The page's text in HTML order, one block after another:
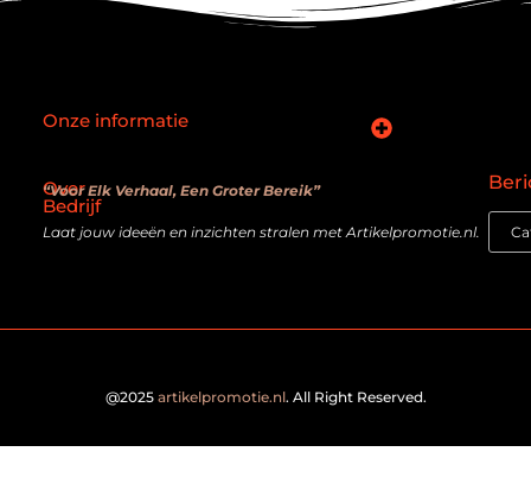
Over
Bedrijf
“Voor Elk Verhaal, Een Groter Bereik”
Laat jouw ideeën en inzichten stralen met Artikelpromotie.nl.
Onze informatie
@2025 artikelpromotie.nl. All Right Reserved.